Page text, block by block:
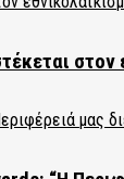
στον